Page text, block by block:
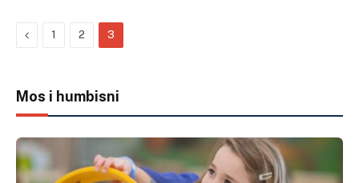
Previous
1 2 3
Mos i humbisni